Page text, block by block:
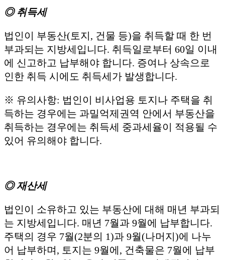
◎ 취득세
법인이 부동산(토지, 건물 등)을 취득할 때 한 번
부과되는 지방세입니다. 취득일로부터 60일 이내
에 신고하고 납부해야 합니다. 증여나 상속으로
인한 취득 시에도 취득세가 발생합니다.
※ 유의사항: 법인이 비사업용 토지나 주택을 취
득하는 경우에는 과밀억제권역 안에서 부동산을
취득하는 경우에는 취득세 중과세율이 적용될 수
있어 유의해야 합니다.
◎ 재산세
법인이 소유하고 있는 부동산에 대해 매년 부과되
는 지방세입니다. 매년 7월과 9월에 납부합니다.
주택의 경우 7월(2분의 1)과 9월(나머지)에 나누
어 납부하며, 토지는 9월에, 건축물은 7월에 납부